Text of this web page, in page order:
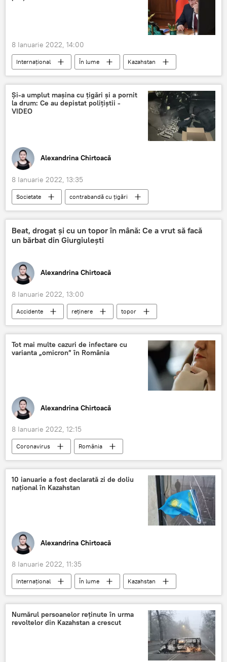
8 Ianuarie 2022, 14:00
Internațional În lume
Kazahstan
Vladimir Putin
președinte
Și-a umplut mașina cu țigări și a pornit
la drum: Ce au depistat polițiștii -
VIDEO
Alexandrina Chirtoacă
8 Ianuarie 2022, 13:35
Societate
contrabandă cu țigări
vamă
țigări
Poliția de Frontieră
mașină
Știri din Moldova
Beat, drogat și cu un topor în mână: Ce a vrut să facă
un bărbat din Giurgiulești
Alexandrina Chirtoacă
8 Ianuarie 2022, 13:00
Accidente reținere
topor
Giurgiulești
poliția de frontieră
Știri din Moldova
Tot mai multe cazuri de infectare cu
varianta „omicron” în România
Alexandrina Chirtoacă
8 Ianuarie 2022, 12:15
Coronavirus
România
Ministerul Sănătății
COVID-19
Omicron
10 ianuarie a fost declarată zi de doliu
național în Kazahstan
Alexandrina Chirtoacă
8 Ianuarie 2022, 11:35
Internațional În lume
Kazahstan
proteste
zi de doliu naţional
Numărul persoanelor reținute în urma
revoltelor din Kazahstan a crescut